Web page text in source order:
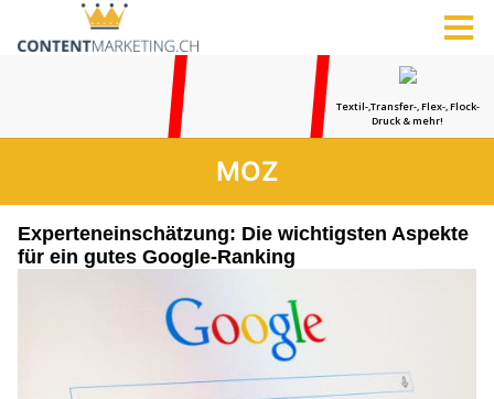
MOZ
Experteneinschätzung: Die wichtigsten Aspekte
für ein gutes Google-Ranking